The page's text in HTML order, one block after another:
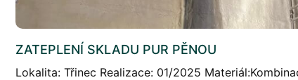
ZATEPLENÍ SKLADU PUR PĚNOU
Lokalita: Třinec Realizace: 01/2025